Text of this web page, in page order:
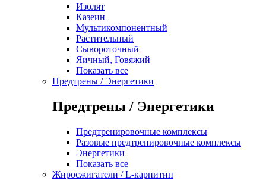
Изолят
Казеин
Мультикомпонентный
Растительный
Сывороточный
Яичный, Говяжий
Показать все
Предтрены / Энергетики
Предтрены / Энергетики
Предтренировочные комплексы
Разовые предтренировочные комплексы
Энергетики
Показать все
Жиросжигатели / L-карнитин